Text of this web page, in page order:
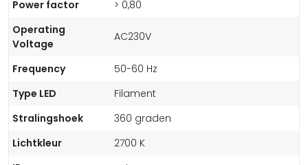
Power factor
> 0,80
Operating
Voltage
AC230V
Frequency
50-60 Hz
Type LED
Filament
Stralingshoek
360 graden
Lichtkleur
2700 K